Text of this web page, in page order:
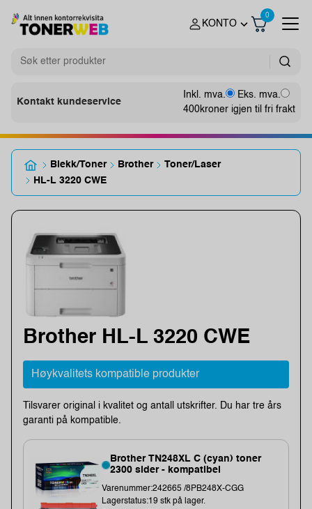
KONTO
0
Kontakt kundeservice
Inkl. mva.
Eks. mva.
400kroner igjen til fri frakt
Blekk/Toner Brother
Toner/Laser
HL-L 3220 CWE
Brother HL-L 3220 CWE
Høykvalitets kompatible produkter
Tilsvarer original i kvalitet og antall utskrifter. Du har tre års
garanti på kompatible.
Brother TN248XL C (cyan) toner
2300 sider - kompatibel
Varenummer:242665 /8PB248X-CGG
Lagerstatus:19 stk på lager.